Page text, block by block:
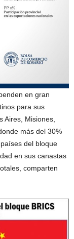
en gran
para sus
Aires, Misiones,
más del 30%
del bloque
en sus canastas
comparten